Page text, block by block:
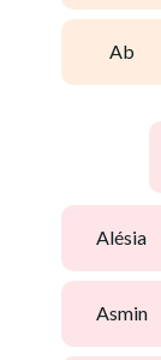
ab
alésia
asmin